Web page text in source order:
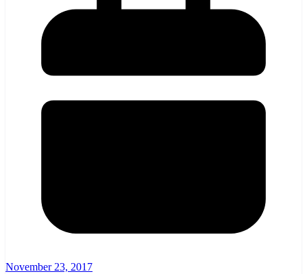
November 23, 2017